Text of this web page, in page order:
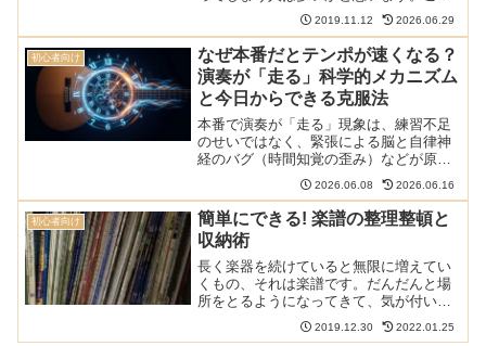
は楽器だけでなくスポーツの世界でも同
じです。練習の時から「ルーティン」を
決めておくと自分を練習に近い状態に持
っていけます。五郎丸選手...
2019.11.12 2026.06.29
初心者向け
なぜ本番だとテンポが速くなる？
演奏が「走る」科学的メカニズム
と今日からできる克服法
本番で演奏が「走る」現象は、練習不足
のせいではなく、緊張による脳と自律神
経のバグ（時間知覚の歪み）などが原因
です。本稿では、プロも実践する「4秒吸
って6秒吐く」呼吸法やセンタリングな
ど、科学的根拠に基づいた即効性のある
克服法を徹底解説します！
2026.06.08 2026.06.16
初心者向け
簡単にできる! 楽譜の整理整頓と
収納術
長く楽器を続けていると無限に増えてい
くもの、それは楽譜です。だんだんと場
所をとるようになってきて、気が付いた
時には収拾がつかなくなってしまいま
す。たまに整理整頓してやるとすっきり
2019.12.30 2022.01.25